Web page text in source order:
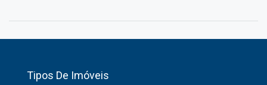
Tipos De Imóveis